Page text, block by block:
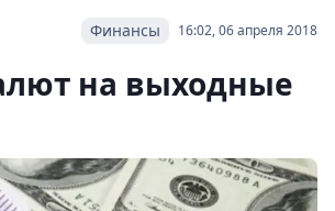
16:02, 06 апреля 2018
Финансы
на выходные